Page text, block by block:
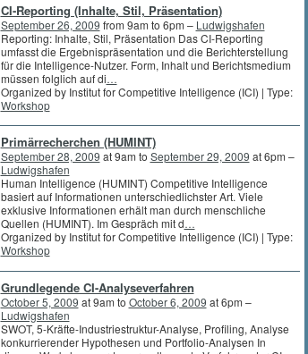
CI-Reporting (Inhalte, Stil, Prä­sen­tation)
September 26, 2009 from 9am to 6pm – Ludwigshafen
Reporting: Inhalte, Stil, Präsentation Das CI-Reporting
umfasst die Ergebnispräsentation und die Berichterstellung
für die Intelligence-Nutzer. Form, Inhalt und Berichtsmedium
müssen folglich auf di…
Organized by Institut for Competitive Intelligence (ICI) | Type:
Workshop
Primärrecherchen (HUMINT)
September 28, 2009 at 9am to September 29, 2009 at 6pm –
Ludwigshafen
Human Intelligence (HUMINT) Competitive Intelligence
basiert auf Informationen unterschiedlichster Art. Viele
exklusive Informationen erhält man durch menschliche
Quellen (HUMINT). Im Gespräch mit d…
Organized by Institut for Competitive Intelligence (ICI) | Type:
Workshop
Grundlegende CI-Analyse­ver­fah­ren
October 5, 2009 at 9am to October 6, 2009 at 6pm –
Ludwigshafen
SWOT, 5-Kräfte-Industriestruktur-Analyse, Profiling, Analyse
konkurrierender Hypothesen und Portfolio-Analysen In